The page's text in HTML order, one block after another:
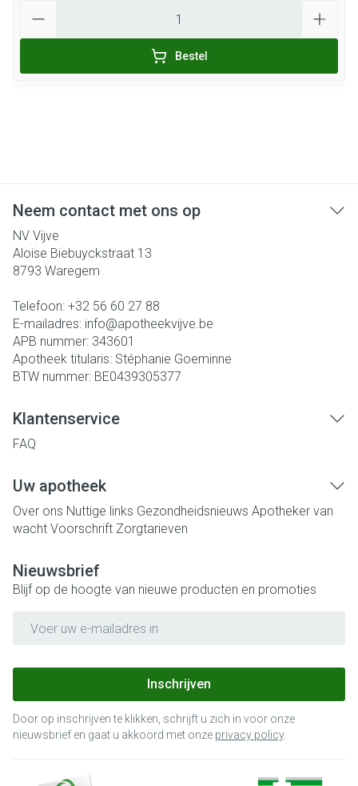
Bestel
Neem contact met ons op
NV Vijve
Aloise Biebuyckstraat 13
8793 Waregem
Telefoon: +32 56 60 27 88
E-mailadres: info@apotheekvijve.be
APB nummer: 343601
Apotheek titularis: Stéphanie Goeminne
BTW nummer: BE0439305377
Klantenservice
FAQ
Uw apotheek
Over ons Nuttige links Gezondheidsnieuws Apotheker van
wacht Voorschrift Zorgtarieven
Nieuwsbrief
Blijf op de hoogte van nieuwe producten en promoties
Inschrijven
Door op inschrijven te klikken, schrijft u zich in voor onze
nieuwsbrief en gaat u akkoord met onze privacy policy.